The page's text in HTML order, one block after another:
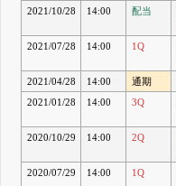
2021/10/28
14:00 配当
2021/07/28
14:00 1Q
2021/04/28
14:00 通期
2021/01/28
14:00 3Q
2020/10/29
14:00 2Q
2020/07/29
14:00 1Q